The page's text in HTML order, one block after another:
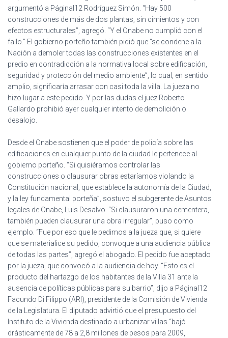
argumentó a PáginaI12 Rodríguez Simón. “Hay 500
construcciones de más de dos plantas, sin cimientos y con
efectos estructurales”, agregó. “Y el Onabe no cumplió con el
fallo.” El gobierno porteño también pidió que “se condene a la
Nación a demoler todas las construcciones existentes en el
predio en contradicción a la normativa local sobre edificación,
seguridad y protección del medio ambiente”, lo cual, en sentido
amplio, significaría arrasar con casi toda la villa. La jueza no
hizo lugar a este pedido. Y por las dudas el juez Roberto
Gallardo prohibió ayer cualquier intento de demolición o
desalojo.
Desde el Onabe sostienen que el poder de policía sobre las
edificaciones en cualquier punto de la ciudad le pertenece al
gobierno porteño. “Si quisiéramos controlar las
construcciones o clausurar obras estaríamos violando la
Constitución nacional, que establece la autonomía de la Ciudad,
y la ley fundamental porteña”, sostuvo el subgerente de Asuntos
legales de Onabe, Luis Desalvo. “Si clausuraron una cementera,
también pueden clausurar una obra irregular”, puso como
ejemplo. “Fue por eso que le pedimos a la jueza que, si quiere
que se materialice su pedido, convoque a una audiencia pública
de todas las partes”, agregó el abogado. El pedido fue aceptado
por la jueza, que convocó a la audiencia de hoy. “Esto es el
producto del hartazgo de los habitantes de la Villa 31 ante la
ausencia de políticas públicas para su barrio”, dijo a PáginaI12
Facundo Di Filippo (ARI), presidente de la Comisión de Vivienda
de la Legislatura. El diputado advirtió que el presupuesto del
Instituto de la Vivienda destinado a urbanizar villas “bajó
drásticamente de 78 a 2,8 millones de pesos para 2009,